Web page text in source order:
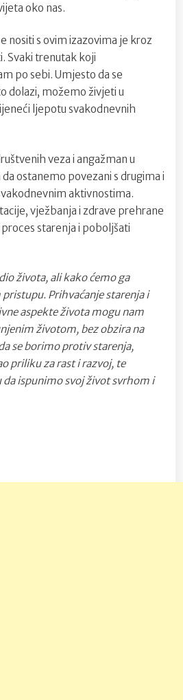
oko nas.
nositi s ovim izazovima je kroz
Svaki trenutak koji
po sebi. Umjesto da se
dolazi, možemo živjeti u
ljepotu svakodnevnih
veza i angažman u
ostanemo povezani s drugima i
aktivnostima.
vježbanja i zdrave prehrane
starenja i poboljšati
života, ali kako ćemo ga
Prihvaćanje starenja i
aspekte života mogu nam
životom, bez obzira na
se borimo protiv starenja,
priliku za rast i razvoj, te
ispunimo svoj život svrhom i